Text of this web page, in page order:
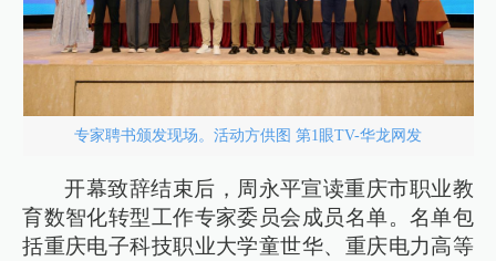
专家聘书颁发现场。活动方供图 第1眼TV-华龙网发
开幕致辞结束后，周永平宣读重庆市职业教
育数智化转型工作专家委员会成员名单。名单包
括重庆电子科技职业大学童世华、重庆电力高等